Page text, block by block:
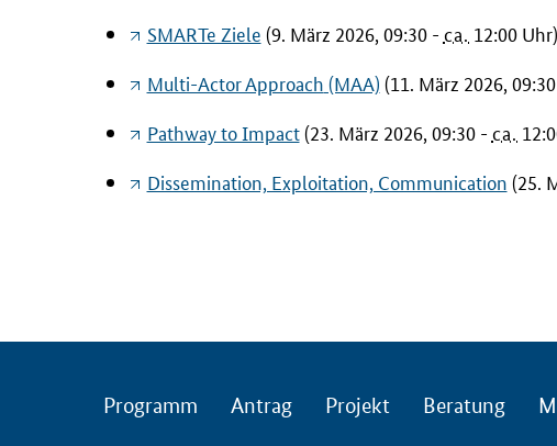
e
o
n
a
e
SMARTe Ziele (9. März 2026, 09:30 - ca. 12:00 Uhr)
Multi-Actor Approach (MAA) (11. März 2026,
Pathway to Impact(23. März 2026, 09:30 - ca.
Dissemination, Exploitation, Communication (25.
Programm Antrag Projekt Beratung